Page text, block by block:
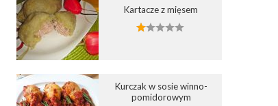
Kartacze z mięsem
Kurczak w sosie winno-
pomidorowym